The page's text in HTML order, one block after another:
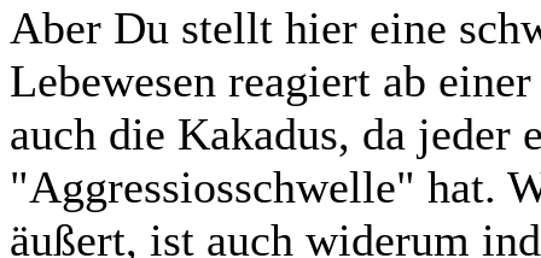
Aber Du stellt hier eine
Lebewesen reagiert ab
auch die Kakadus, da jeder
"Aggressiosschwelle" hat.
äußert, ist auch widerum